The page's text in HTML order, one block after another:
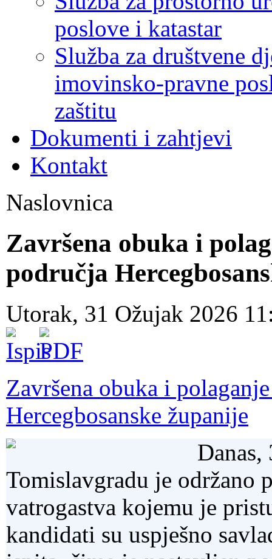
poslove i katastar
Služba za društvene
imovinsko-pravne
zaštitu
Dokumenti i zahtjevi
Kontakt
Naslovnica
Završena obuka i
područja
Utorak, 31 Ožujak 2026
Završena obuka i
Hercegbosanske županije
Tomislavgradu je održano
vatrogastva kojemu je
kandidati su uspješno